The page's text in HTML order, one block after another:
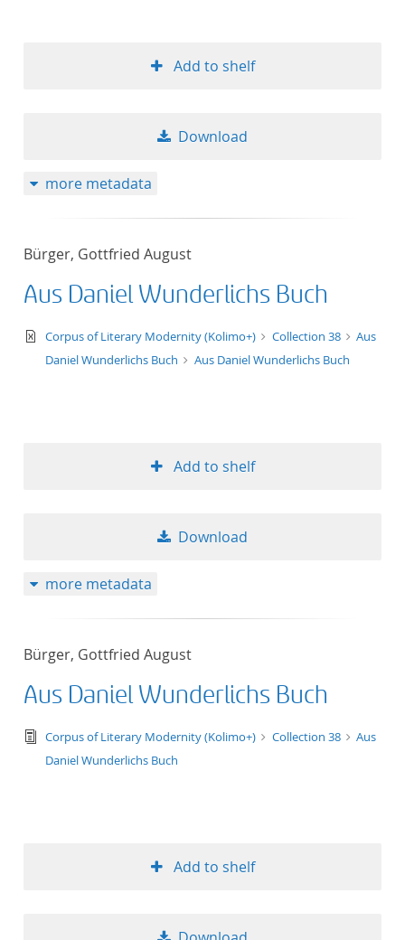
Add to shelf
Download
more metadata
Bürger, Gottfried August
Aus Daniel Wunderlichs Buch
text/xml
Corpus of Literary Modernity (Kolimo+) Collection 38
Aus
Daniel Wunderlichs Buch
Aus Daniel Wunderlichs Buch
Add to shelf
Download
more metadata
Bürger, Gottfried August
Aus Daniel Wunderlichs Buch
text/tg.edition+tg.aggregation+xml
Corpus of Literary Modernity (Kolimo+) Collection 38
Aus
Daniel Wunderlichs Buch
Add to shelf